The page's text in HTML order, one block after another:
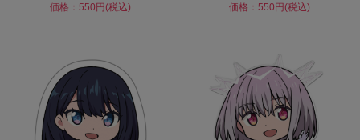
価格：550円(税込)
価格：550円(税込)